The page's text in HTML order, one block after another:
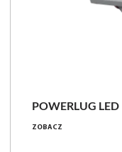
POWERLUG LED
ZOBACZ